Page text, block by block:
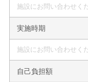
施設にお問い合わせく
実施時期
施設にお問い合わせく
自己負担額